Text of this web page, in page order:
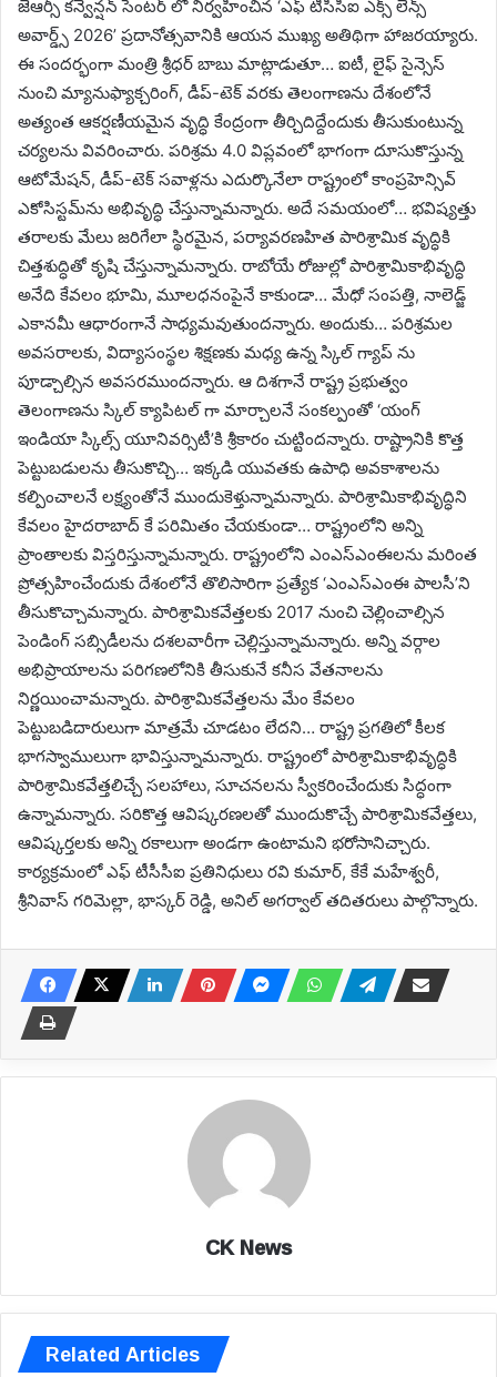
జేఆర్సీ కన్వెన్షన్ సెంటర్ లో నిర్వహించిన ‘ఎఫ్ టీసీసీఐ ఎక్స్ లెన్స్
అవార్డ్స్ 2026’ ప్రదానోత్సవానికి ఆయన ముఖ్య అతిథిగా హాజరయ్యారు.
ఈ సందర్భంగా మంత్రి శ్రీధర్ బాబు మాట్లాడుతూ… ఐటీ, లైఫ్ సైన్సెస్
నుంచి మ్యానుఫ్యాక్చరింగ్, డీప్-టెక్ వరకు తెలంగాణను దేశంలోనే
అత్యంత ఆకర్షణీయమైన వృద్ధి కేంద్రంగా తీర్చిదిద్దేందుకు తీసుకుంటున్న
చర్యలను వివరించారు. పరిశ్రమ 4.0 విప్లవంలో భాగంగా దూసుకొస్తున్న
ఆటోమేషన్, డీప్-టెక్ సవాళ్లను ఎదుర్కొనేలా రాష్ట్రంలో కాంప్రహెన్సివ్
ఎకోసిస్టమ్‌ను అభివృద్ధి చేస్తున్నామన్నారు. అదే సమయంలో… భవిష్యత్తు
తరాలకు మేలు జరిగేలా స్థిరమైన, పర్యావరణహిత పారిశ్రామిక వృద్ధికి
చిత్తశుద్ధితో కృషి చేస్తున్నామన్నారు. రాబోయే రోజుల్లో పారిశ్రామికాభివృద్ధి
అనేది కేవలం భూమి, మూలధనంపైనే కాకుండా… మేధో సంపత్తి, నాలెడ్జ్
ఎకానమీ ఆధారంగానే సాధ్యమవుతుందన్నారు. అందుకు… పరిశ్రమల
అవసరాలకు, విద్యాసంస్థల శిక్షణకు మధ్య ఉన్న స్కిల్ గ్యాప్ ను
పూడ్చాల్సిన అవసరముందన్నారు. ఆ దిశగానే రాష్ట్ర ప్రభుత్వం
తెలంగాణను స్కిల్ క్యాపిటల్ గా మార్చాలనే సంకల్పంతో ‘యంగ్
ఇండియా స్కిల్స్ యూనివర్సిటీ’కి శ్రీకారం చుట్టిందన్నారు. రాష్ట్రానికి కొత్త
పెట్టుబడులను తీసుకొచ్చి… ఇక్కడి యువతకు ఉపాధి అవకాశాలను
కల్పించాలనే లక్ష్యంతోనే ముందుకెళ్తున్నామన్నారు. పారిశ్రామికాభివృద్ధిని
కేవలం హైదరాబాద్ కే పరిమితం చేయకుండా… రాష్ట్రంలోని అన్ని
ప్రాంతాలకు విస్తరిస్తున్నామన్నారు. రాష్ట్రంలోని ఎంఎస్ఎంఈలను మరింత
ప్రోత్సహించేందుకు దేశంలోనే తొలిసారిగా ప్రత్యేక ‘ఎంఎస్ఎంఈ పాలసీ’ని
తీసుకొచ్చామన్నారు. పారిశ్రామికవేత్తలకు 2017 నుంచి చెల్లించాల్సిన
పెండింగ్ సబ్సిడీలను దశలవారీగా చెల్లిస్తున్నామన్నారు. అన్ని వర్గాల
అభిప్రాయాలను పరిగణలోనికి తీసుకునే కనీస వేతనాలను
నిర్ణయించామన్నారు. పారిశ్రామికవేత్తలను మేం కేవలం
పెట్టుబడిదారులుగా మాత్రమే చూడటం లేదని… రాష్ట్ర ప్రగతిలో కీలక
భాగస్వాములుగా భావిస్తున్నామన్నారు. రాష్ట్రంలో పారిశ్రామికాభివృద్ధికి
పారిశ్రామికవేత్తలిచ్చే సలహాలు, సూచనలను స్వీకరించేందుకు సిద్ధంగా
ఉన్నామన్నారు. సరికొత్త ఆవిష్కరణలతో ముందుకొచ్చే పారిశ్రామికవేత్తలు,
ఆవిష్కర్తలకు అన్ని రకాలుగా అండగా ఉంటామని భరోసానిచ్చారు.
కార్యక్రమంలో ఎఫ్ టీసీసీఐ ప్రతినిధులు రవి కుమార్, కేకే మహేశ్వరీ,
శ్రీనివాస్ గరిమెల్లా, భాస్కర్ రెడ్డి, అనిల్ అగర్వాల్ తదితరులు పాల్గొన్నారు.
CK News
Related Articles